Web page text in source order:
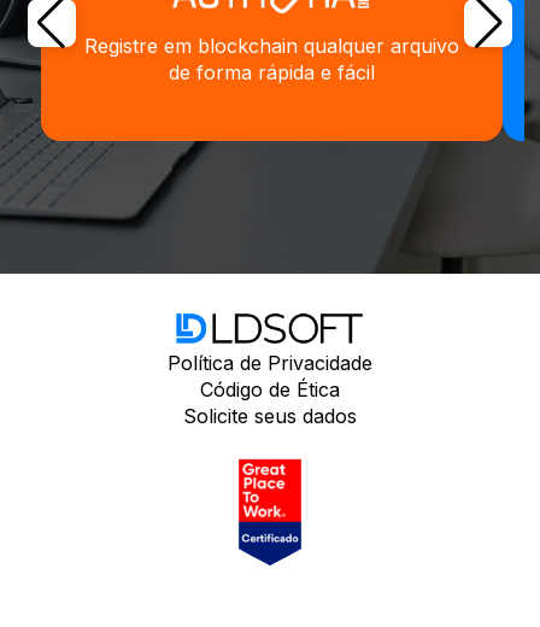
Registre em blockchain qualquer arquivo
de forma rápida e fácil
Política de Privacidade
Código de Ética
Solicite seus dados